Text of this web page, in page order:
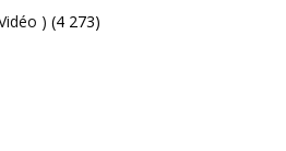
) (4 273)